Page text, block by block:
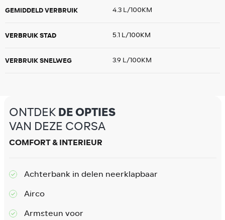
GEMIDDELD VERBRUIK 4.3 L/100KM
VERBRUIK STAD 5.1 L/100KM
VERBRUIK SNELWEG 3.9 L/100KM
ONTDEK DE OPTIES
VAN DEZE CORSA
COMFORT & INTERIEUR
Achterbank in delen neerklapbaar
Airco
Armsteun voor